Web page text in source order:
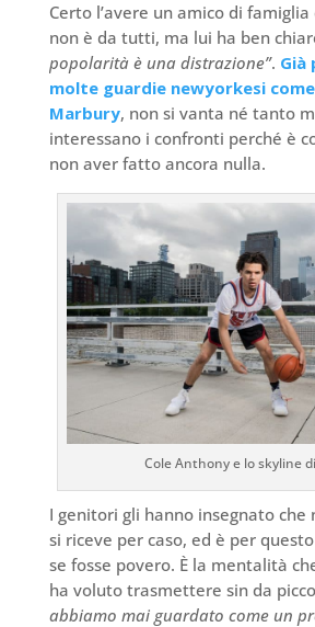
Certo l’avere un amico di famiglia
non è da tutti, ma lui ha ben
popolarità è una distrazione”. Già
molte guardie newyorkesi
Marbury, non si vanta né tanto
interessano i confronti perché è
non aver fatto ancora nulla.
Cole Anthony e lo skyline
I genitori gli hanno insegnato che
si riceve per caso, ed è per
se fosse povero. È la mentalità
ha voluto trasmettere sin da
abbiamo mai guardato come un